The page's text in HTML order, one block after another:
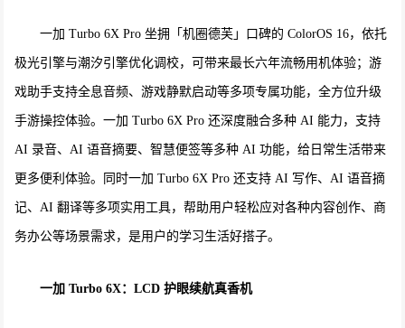
一加 Turbo 6X Pro 坐拥「机圈德芙」口碑的 ColorOS 16，依托
极光引擎与潮汐引擎优化调校，可带来最长六年流畅用机体验；游
戏助手支持全息音频、游戏静默启动等多项专属功能，全方位升级
手游操控体验。一加 Turbo 6X Pro 还深度融合多种 AI 能力，支持
AI 录音、AI 语音摘要、智慧便签等多种 AI 功能，给日常生活带来
更多便利体验。同时一加 Turbo 6X Pro 还支持 AI 写作、AI 语音摘
记、AI 翻译等多项实用工具，帮助用户轻松应对各种内容创作、商
务办公等场景需求，是用户的学习生活好搭子。
一加 Turbo 6X：LCD 护眼续航真香机